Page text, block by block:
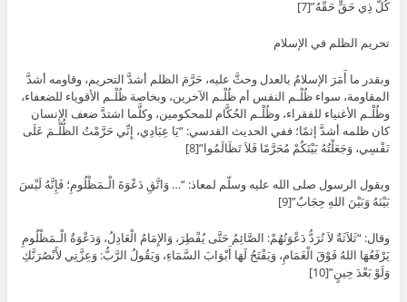
كُلَّ ذِي حَقٍّ حَقَّهُ”[7]
تحريم الظلم في الإسلام
وبقدر ما أَمَرَ الإسلامُ بالعدل وحثَّ عليه، حَرَّمَ الظلم أشدَّ التحريم، وقاومه أشدَّ
المقاومة، سواء ظُلْـم النفس أم ظُلْـم الآخرين، وبخاصة ظُلْـم الأقوياء للضعفاء،
وظُلْـم الأغنياء للفقراء، وظُلْـم الحُكَّام للمحكومين، وكلَّما اشتدَّ ضعف الإنسان
كان ظلمه أشدَّ إثمًا؛ ففي الحديث القدسي: “يَا عِبَادِي، إِنِّي حَرَّمْتُ الظُّلْـمَ عَلَى
نَفْسِي، وَجَعَلْتُهُ بَيْنَكُمْ مُحَرَّمًا فَلاَ تَظَالَمُوا”[8]
ويقول الرسول صلى الله عليه وسلّم لمعاذ: “… وَاتَّقِ دَعْوَةَ الْـمَظْلُومِ؛ فَإِنَّهُ لَيْسَ
بَيْنَهُ وَبَيْنَ اللهِ حِجَابٌ”[9]
وقال: “ثَلاَثَةٌ لاَ تُرَدُّ دَعْوَتُهُمْ: الصَّائِمُ حَتَّى يُفْطِرَ، وَالإِمَامُ الْعَادِلُ، وَدَعْوَةُ الْـمَظْلُومِ
يَرْفَعُهَا اللهُ فَوْقَ الْغَمَامِ، وَيَفْتَحُ لَهَا أَبْوَابَ السَّمَاءِ، وَيَقُولُ الرَّبُّ: وَعِزَّتِي لأَنْصُرَنَّكِ
وَلَوْ بَعْدَ حِينٍ”[10]